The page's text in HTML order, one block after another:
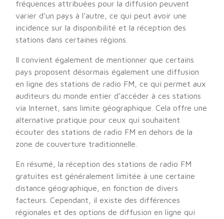
fréquences attribuées pour la diffusion peuvent
varier d’un pays à l’autre, ce qui peut avoir une
incidence sur la disponibilité et la réception des
stations dans certaines régions.
Il convient également de mentionner que certains
pays proposent désormais également une diffusion
en ligne des stations de radio FM, ce qui permet aux
auditeurs du monde entier d’accéder à ces stations
via Internet, sans limite géographique. Cela offre une
alternative pratique pour ceux qui souhaitent
écouter des stations de radio FM en dehors de la
zone de couverture traditionnelle.
En résumé, la réception des stations de radio FM
gratuites est généralement limitée à une certaine
distance géographique, en fonction de divers
facteurs. Cependant, il existe des différences
régionales et des options de diffusion en ligne qui